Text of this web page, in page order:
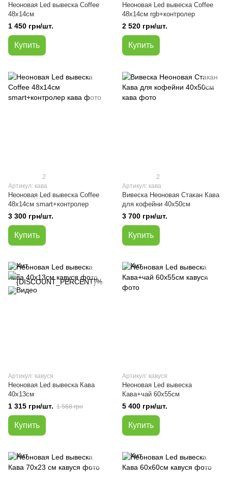
Неоновая Led вывеска Coffee
48х14cм
1 450 грн/шт.
Купить
Неоновая Led вывеска Coffee
48х14cм rgb+контролер
2 520 грн/шт.
Купить
2
Артикул: кава
Неоновая Led вывеска Coffee
48x14cм smart+контролер
3 300 грн/шт.
Купить
2
Артикул: кава
Вивеска Неоновая Стакан Кава
для кофейни 40х50см
3 700 грн/шт.
Купить
Артикул: кавуся
Неоновая Led вывеска Кава
40х13см
1 315 грн/шт. 1 568 грн
Купить
Артикул: кавуся
Неоновая Led вывеска
Кава+чай 60х55см
5 400 грн/шт.
Купить